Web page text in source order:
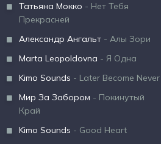
Татьяна Мокко - Нет Тебя
Прекрасней
Александр Ангальт - Алы Зори
Marta Leopoldovna - Я Одна
Kimo Sounds - Later Become Never
Мир За Забором - Покинутый
Край
Kimo Sounds - Good Heart